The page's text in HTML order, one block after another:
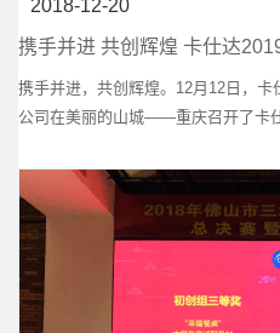
2018-12-20
携手并进 共创辉煌 卡仕达
携手并进，共创辉煌。12月12日，
公司在美丽的山城——重庆召开了卡